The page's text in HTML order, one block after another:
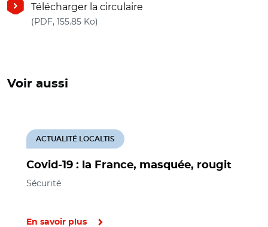
Télécharger la circulaire
(PDF, 155.85 Ko)
Voir aussi
Covid-19 : la France, masquée, rougit
ACTUALITÉ LOCALTIS
Sécurité
En savoir plus